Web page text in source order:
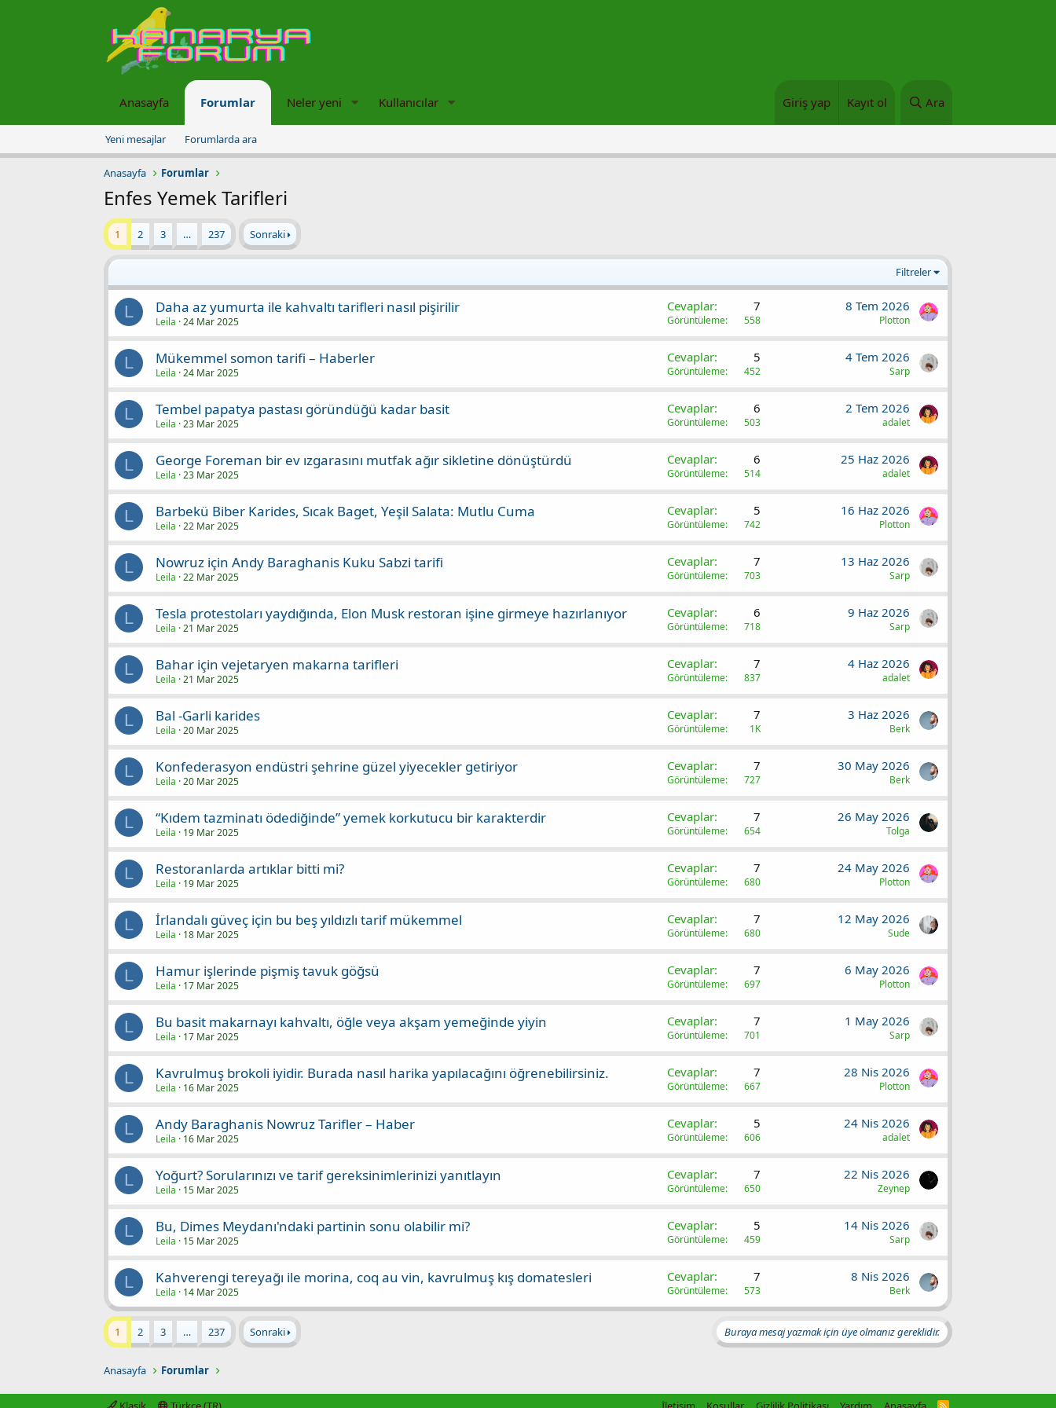
Anasayfa Forumlar Neler yeni Kullanıcılar Giriş yap Kayıt ol Ara
Yeni mesajlar Forumlarda ara
Anasayfa Forumlar
Enfes Yemek Tarifleri
1 2 3 … 237 Sonraki
Filtreler
L Daha az yumurta ile kahvaltı tarifleri nasıl pişirilir
Leila 24 Mar 2025
Cevaplar 7
Görüntüleme 558
8 Tem 2026
Plotton
L Mükemmel somon tarifi – Haberler
Leila 24 Mar 2025
Cevaplar 5
Görüntüleme 452
4 Tem 2026
Sarp
L Tembel papatya pastası göründüğü kadar basit
Leila 23 Mar 2025
Cevaplar 6
Görüntüleme 503
2 Tem 2026
adalet
L George Foreman bir ev ızgarasını mutfak ağır sikletine dönüştürdü
Leila 23 Mar 2025
Cevaplar 6
Görüntüleme 514
25 Haz 2026
adalet
L Barbekü Biber Karides, Sıcak Baget, Yeşil Salata: Mutlu Cuma
Leila 22 Mar 2025
Cevaplar 5
Görüntüleme 742
16 Haz 2026
Plotton
L Nowruz için Andy Baraghanis Kuku Sabzi tarifi
Leila 22 Mar 2025
Cevaplar 7
Görüntüleme 703
13 Haz 2026
Sarp
L Tesla protestoları yaydığında, Elon Musk restoran işine girmeye hazırlanıyor
Leila 21 Mar 2025
Cevaplar 6
Görüntüleme 718
9 Haz 2026
Sarp
L Bahar için vejetaryen makarna tarifleri
Leila 21 Mar 2025
Cevaplar 7
Görüntüleme 837
4 Haz 2026
adalet
L Bal -Garli karides
Leila 20 Mar 2025
Cevaplar 7
Görüntüleme 1K
3 Haz 2026
Berk
L Konfederasyon endüstri şehrine güzel yiyecekler getiriyor
Leila 20 Mar 2025
Cevaplar 7
Görüntüleme 727
30 May 2026
Berk
L “Kıdem tazminatı ödediğinde” yemek korkutucu bir karakterdir
Leila 19 Mar 2025
Cevaplar 7
Görüntüleme 654
26 May 2026
Tolga
L Restoranlarda artıklar bitti mi?
Leila 19 Mar 2025
Cevaplar 7
Görüntüleme 680
24 May 2026
Plotton
L İrlandalı güveç için bu beş yıldızlı tarif mükemmel
Leila 18 Mar 2025
Cevaplar 7
Görüntüleme 680
12 May 2026
Sude
L Hamur işlerinde pişmiş tavuk göğsü
Leila 17 Mar 2025
Cevaplar 7
Görüntüleme 697
6 May 2026
Plotton
L Bu basit makarnayı kahvaltı, öğle veya akşam yemeğinde yiyin
Leila 17 Mar 2025
Cevaplar 7
Görüntüleme 701
1 May 2026
Sarp
L Kavrulmuş brokoli iyidir. Burada nasıl harika yapılacağını öğrenebilirsiniz.
Leila 16 Mar 2025
Cevaplar 7
Görüntüleme 667
28 Nis 2026
Plotton
L Andy Baraghanis Nowruz Tarifler – Haber
Leila 16 Mar 2025
Cevaplar 5
Görüntüleme 606
24 Nis 2026
adalet
L Yoğurt? Sorularınızı ve tarif gereksinimlerinizi yanıtlayın
Leila 15 Mar 2025
Cevaplar 7
Görüntüleme 650
22 Nis 2026
Zeynep
L Bu, Dimes Meydanı'ndaki partinin sonu olabilir mi?
Leila 15 Mar 2025
Cevaplar 5
Görüntüleme 459
14 Nis 2026
Sarp
L Kahverengi tereyağı ile morina, coq au vin, kavrulmuş kış domatesleri
Leila 14 Mar 2025
Cevaplar 7
Görüntüleme 573
8 Nis 2026
Berk
1 2 3 … 237 Sonraki Buraya mesaj yazmak için üye olmanız gereklidir.
Anasayfa Forumlar
R